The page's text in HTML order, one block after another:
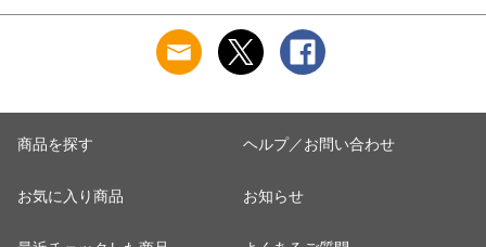
商品を探す
お気に入り商品
ヘルプ／お問い合わせ
お知らせ